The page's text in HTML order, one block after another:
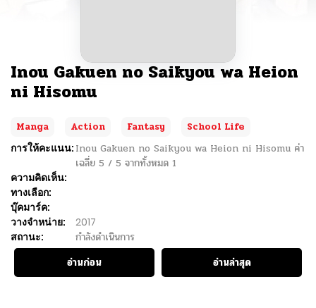
Inou Gakuen no Saikyou wa Heion
ni Hisomu
Manga Action Fantasy
School Life
การให้คะแนน: Inou Gakuen no Saikyou wa Heion ni Hisomu ค่า
เฉลี่ย 5 / 5 จากทั้งหมด 1
ความคิดเห็น:
ทางเลือก:
บุ๊คมาร์ค:
วางจำหน่าย:
2017
สถานะ:
กำลังดำเนินการ
อ่านก่อน
อ่านล่าสุด